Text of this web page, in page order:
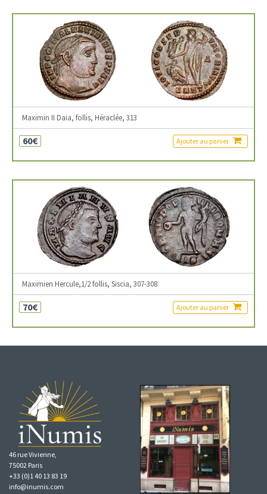
Maximin II Daia, follis, Héraclée, 313
60€ Ajouter au panier
Maximien Hercule,1/2 follis, Siscia, 307-308
70€ Ajouter au panier
46 rue Vivienne,
75002 Paris
+33 (0)1 40 13 83 19
info@inumis.com